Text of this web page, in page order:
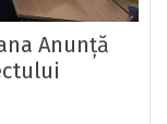
Anunță
Inovativ